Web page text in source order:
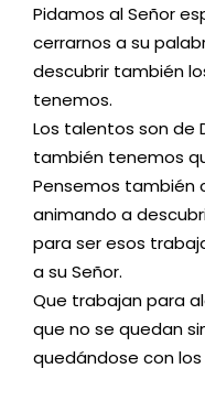
Pidamos al Señor
cerrarnos a su
descubrir también
tenemos.
Los talentos son de
también tenemos
Pensemos también
animando a
para ser esos
a su Señor.
Que trabajan para
que no se quedan
quedándose con